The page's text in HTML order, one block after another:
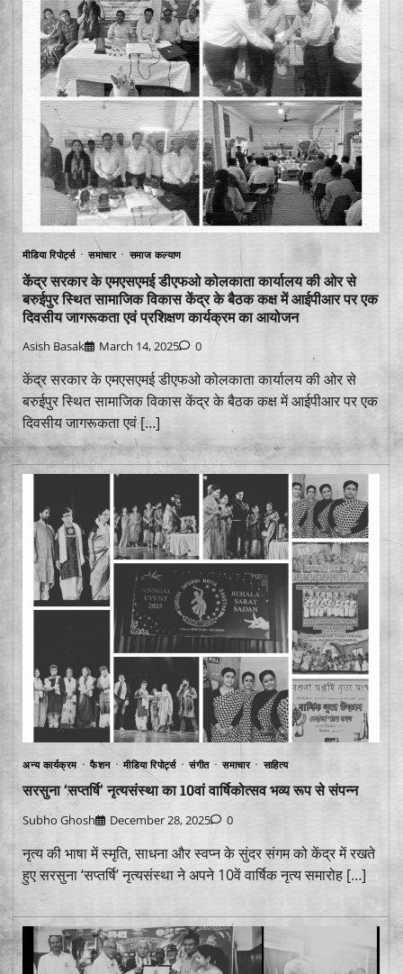
मीडिया रिपोर्ट्स समाचार समाज कल्याण
केंद्र सरकार के एमएसएमई डीएफओ कोलकाता कार्यालय की ओर से
बरुईपुर स्थित सामाजिक विकास केंद्र के बैठक कक्ष में आईपीआर पर एक
दिवसीय जागरूकता एवं प्रशिक्षण कार्यक्रम का आयोजन
Asish Basak March 14, 2025 0
केंद्र सरकार के एमएसएमई डीएफओ कोलकाता कार्यालय की ओर से
बरुईपुर स्थित सामाजिक विकास केंद्र के बैठक कक्ष में आईपीआर पर एक
दिवसीय जागरूकता एवं […]
अन्य कार्यक्रम फैशन मीडिया रिपोर्ट्स संगीत समाचार साहित्य
सरसुना ‘सप्तर्षि’ नृत्यसंस्था का 10वां वार्षिकोत्सव भव्य रूप से संपन्न
Subho Ghosh December 28, 2025 0
नृत्य की भाषा में स्मृति, साधना और स्वप्न के सुंदर संगम को केंद्र में रखते
हुए सरसुना ‘सप्तर्षि’ नृत्यसंस्था ने अपने 10वें वार्षिक नृत्य समारोह […]